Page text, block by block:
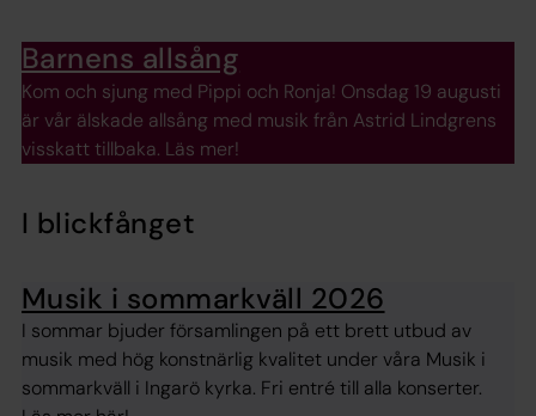
Barnens allsång
Kom och sjung med Pippi och Ronja! Onsdag 19 augusti
är vår älskade allsång med musik från Astrid Lindgrens
visskatt tillbaka. Läs mer!
I blickfånget
Musik i sommarkväll 2026
I sommar bjuder församlingen på ett brett utbud av
musik med hög konstnärlig kvalitet under våra Musik i
sommarkväll i Ingarö kyrka. Fri entré till alla konserter.